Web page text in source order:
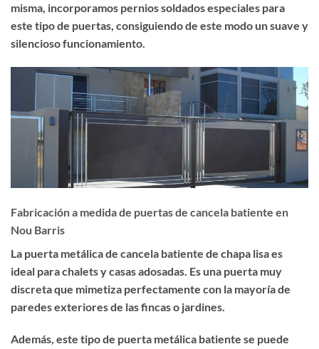
misma, incorporamos pernios soldados especiales para
este tipo de puertas, consiguiendo de este modo un suave y
silencioso funcionamiento.
Fabricación a medida de puertas de cancela batiente en
Nou Barris
La puerta metálica de cancela batiente de chapa lisa es
ideal para chalets y casas adosadas . Es una puerta muy
discreta que mimetiza perfectamente con la mayoría de
paredes exteriores de las fincas o jardines.
Además, este tipo de puerta metálica batiente se puede